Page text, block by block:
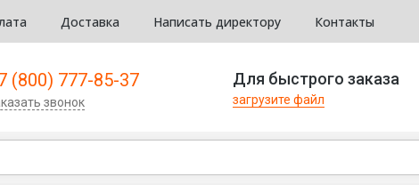
Доставка Написать директору Контакты
(800) 777-85-37
звонок
Для быстрого заказа
загрузите файл